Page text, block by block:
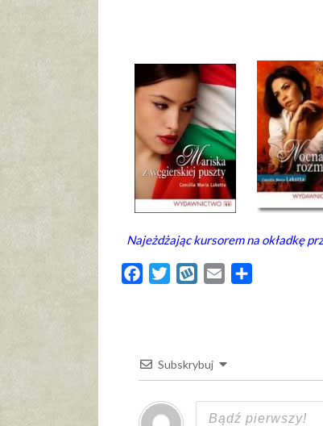
Najeżdżając kursorem na okładkę
FacebookTwitterWykopEmail
Subskrybuj